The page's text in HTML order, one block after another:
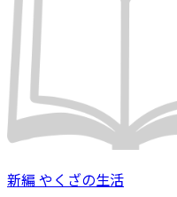
新編 やくざの生活